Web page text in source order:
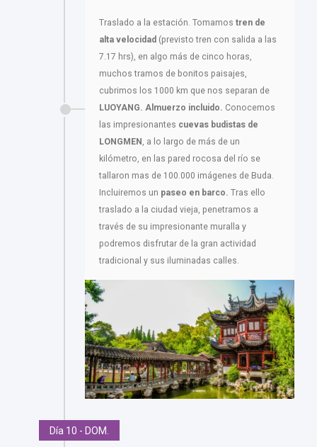
Traslado a la estación. Tomamos tren de
alta velocidad (previsto tren con salida a las
7.17 hrs), en algo más de cinco horas,
muchos tramos de bonitos paisajes,
cubrimos los 1000 km que nos separan de
LUOYANG. Almuerzo incluido. Conocemos
las impresionantes cuevas budistas de
LONGMEN , a lo largo de más de un
kilómetro, en las pared rocosa del río se
tallaron mas de 100.000 imágenes de Buda.
Incluiremos un paseo en barco. Tras ello
traslado a la ciudad vieja, penetramos a
través de su impresionante muralla y
podremos disfrutar de la gran actividad
tradicional y sus iluminadas calles.
Día 10 - DOM.